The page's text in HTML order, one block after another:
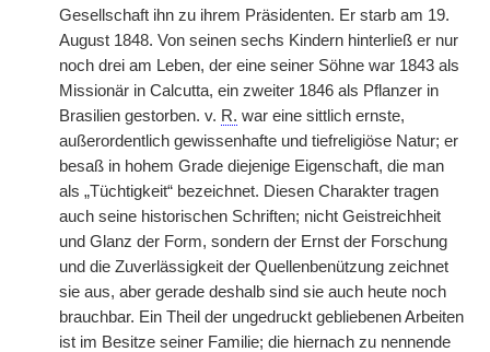
Gesellschaft ihn zu ihrem Präsidenten. Er starb am 19.
August 1848. Von seinen sechs Kindern hinterließ er nur
noch drei am Leben, der eine seiner Söhne war 1843 als
Missionär in Calcutta, ein zweiter 1846 als Pflanzer in
Brasilien gestorben. v. R. war eine sittlich ernste,
außerordentlich gewissenhafte und tiefreligiöse Natur; er
besaß in hohem Grade diejenige Eigenschaft, die man
als „Tüchtigkeit“ bezeichnet. Diesen Charakter tragen
auch seine historischen Schriften; nicht Geistreichheit
und Glanz der Form, sondern der Ernst der Forschung
und die Zuverlässigkeit der Quellenbenützung zeichnet
sie aus, aber gerade deshalb sind sie auch heute noch
brauchbar. Ein Theil der ungedruckt gebliebenen Arbeiten
ist im Besitze seiner Familie; die hiernach zu nennende